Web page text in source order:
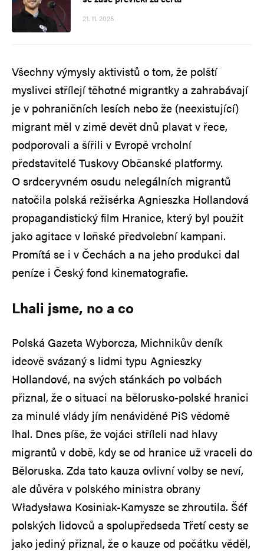
21. 11. 2025
Všechny výmysly aktivistů o tom, že polští
myslivci střílejí těhotné migrantky a zahrabávají
je v pohraničních lesích nebo že (neexistující)
migrant měl v zimě devět dnů plavat v řece,
podporovali a šířili v Evropě vrcholní
představitelé Tuskovy Občanské platformy.
O srdceryvném osudu nelegálních migrantů
natočila polská režisérka Agnieszka Hollandová
propagandistický film Hranice, který byl použit
jako agitace v loňské předvolební kampani.
Promítá se i v Čechách a na jeho produkci dal
peníze i Český fond kinematografie.
Lhali jsme, no a co
Polská Gazeta Wyborcza, Michnikův deník
ideově svázaný s lidmi typu Agnieszky
Hollandové, na svých stánkách po volbách
přiznal, že o situaci na bělorusko-polské hranici
za minulé vlády jím nenáviděné PiS vědomě
lhal. Dnes píše, že vojáci stříleli nad hlavy
migrantů v době, kdy se od hranice už vraceli do
Běloruska. Zda tato kauza ovlivní volby se neví,
ale důvěra v polského ministra obrany
Władysława Kosiniak-Kamysze se zhroutila. Šéf
polských lidovců a spolupředseda Třetí cesty se
jako jediný přiznal, že o kauze od počátku věděl,